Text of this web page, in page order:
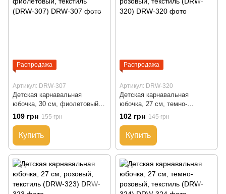
Распродажа
Артикул: DRW-307
Детская карнавальная
юбочка, 30 см, фиолетовый,
текстиль (DRW-307)
109 грн 155 грн
Купить
Распродажа
Артикул: DRW-320
Детская карнавальная
юбочка, 27 см, темно-
розовый, текстиль (DRW-320)
102 грн 145 грн
Купить